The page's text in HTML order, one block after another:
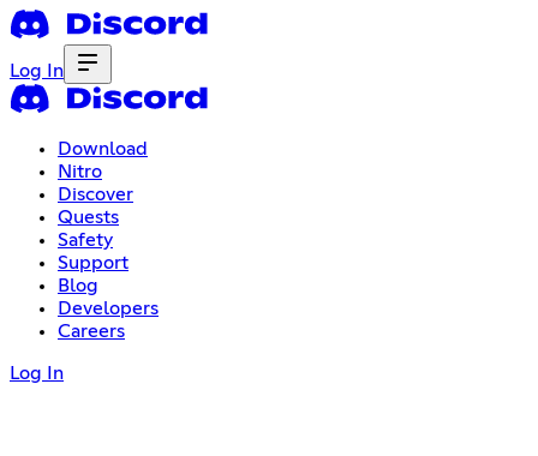
Log In
Download
Nitro
Discover
Quests
Safety
Support
Blog
Developers
Careers
Log In